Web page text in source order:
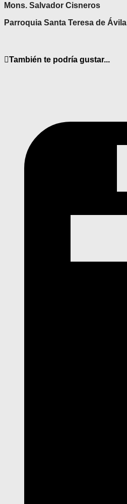
Mons. Salvador Cisneros
Parroquia Santa Teresa de Ávila
También te podría gustar...